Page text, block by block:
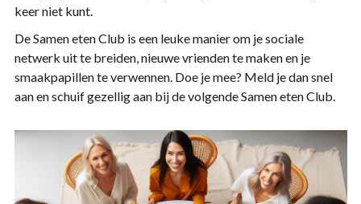
keer niet kunt.
De Samen eten Club is een leuke manier om je sociale
netwerk uit te breiden, nieuwe vrienden te maken en je
smaakpapillen te verwennen. Doe je mee? Meld je dan snel
aan en schuif gezellig aan bij de volgende Samen eten Club.